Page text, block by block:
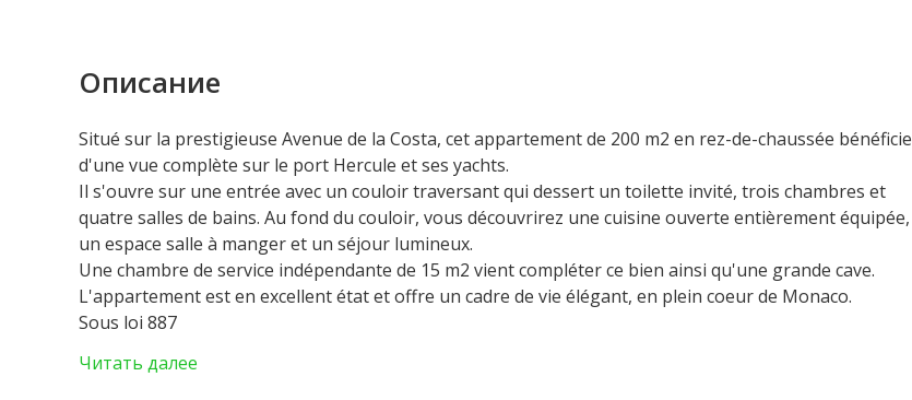
Описание
Situé sur la prestigieuse Avenue de la Costa, cet appartement de 200 m2 en rez-de-chaussée bénéficie
d'une vue complète sur le port Hercule et ses yachts.
Il s'ouvre sur une entrée avec un couloir traversant qui dessert un toilette invité, trois chambres et
quatre salles de bains. Au fond du couloir, vous découvrirez une cuisine ouverte entièrement équipée,
un espace salle à manger et un séjour lumineux.
Une chambre de service indépendante de 15 m2 vient compléter ce bien ainsi qu'une grande cave.
L'appartement est en excellent état et offre un cadre de vie élégant, en plein coeur de Monaco.
Sous loi 887
Читать далее